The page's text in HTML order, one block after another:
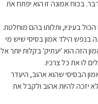
בכוח אמונה זו הוא יפתח את
בעיניו, ותלותו בהם מוחלטת.
בנפש הילד אמון בסיסי שיש מי
הזה הוא 'יעתיק' בקלות יותר אל
לו את כל צרכיו.
הבסיסי שהוא אהוב, היעדר
יזכה להיות אהוב ולקבל את